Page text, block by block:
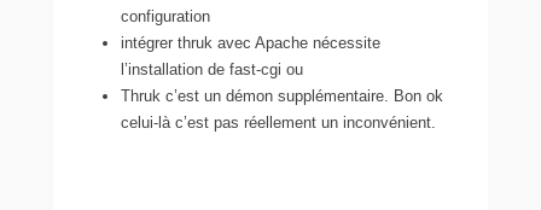
configuration
intégrer thruk avec Apache nécessite
l’installation de fast-cgi ou
Thruk c’est un démon supplémentaire. Bon ok
celui-là c’est pas réellement un inconvénient.